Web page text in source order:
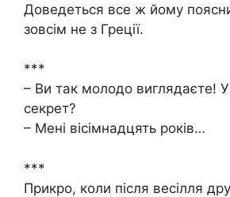
Доведеться все ж йому
зовсім не з Греції.
***
– Ви так молодо виглядаєте!
секрет?
– Мені вісімнадцять років…
***
Прикро, коли після весілля